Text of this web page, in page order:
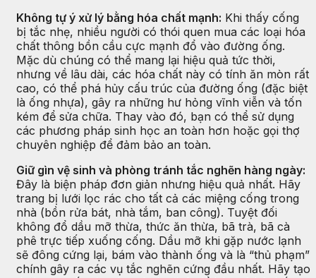
Không tự ý xử lý bằng hóa chất mạnh: Khi thấy cống
bị tắc nhẹ, nhiều người có thói quen mua các loại hóa
chất thông bồn cầu cực mạnh đổ vào đường ống.
Mặc dù chúng có thể mang lại hiệu quả tức thời,
nhưng về lâu dài, các hóa chất này có tính ăn mòn rất
cao, có thể phá hủy cấu trúc của đường ống (đặc biệt
là ống nhựa), gây ra những hư hỏng vĩnh viễn và tốn
kém để sửa chữa. Thay vào đó, bạn có thể sử dụng
các phương pháp sinh học an toàn hơn hoặc gọi thợ
chuyên nghiệp để đảm bảo an toàn.
Giữ gìn vệ sinh và phòng tránh tắc nghẽn hàng ngày:
Đây là biện pháp đơn giản nhưng hiệu quả nhất. Hãy
trang bị lưới lọc rác cho tất cả các miệng cống trong
nhà (bồn rửa bát, nhà tắm, ban công). Tuyệt đối
không đổ dầu mỡ thừa, thức ăn thừa, bã trà, bã cà
phê trực tiếp xuống cống. Dầu mỡ khi gặp nước lạnh
sẽ đông cứng lại, bám vào thành ống và là “thủ phạm”
chính gây ra các vụ tắc nghẽn cứng đầu nhất. Hãy tạo